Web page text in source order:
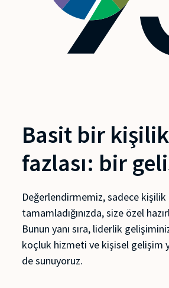
Basit bir
fazlası: bir
Değerlendirmemiz, sadece kişilik
tamamladığınızda, size özel
Bunun yanı sıra, liderlik
koçluk hizmeti ve kişisel gelişim
de sunuyoruz.